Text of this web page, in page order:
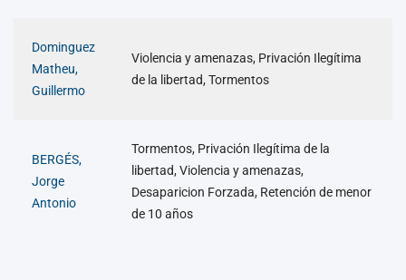
Dominguez
Matheu,
Guillermo
Violencia y amenazas, Privación Ilegítima
de la libertad, Tormentos
BERGÉS,
Jorge
Antonio
Tormentos, Privación Ilegítima de la
libertad, Violencia y amenazas,
Desaparicion Forzada, Retención de menor
de 10 años